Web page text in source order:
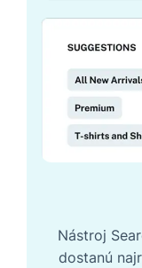
Nástroj
dostanú